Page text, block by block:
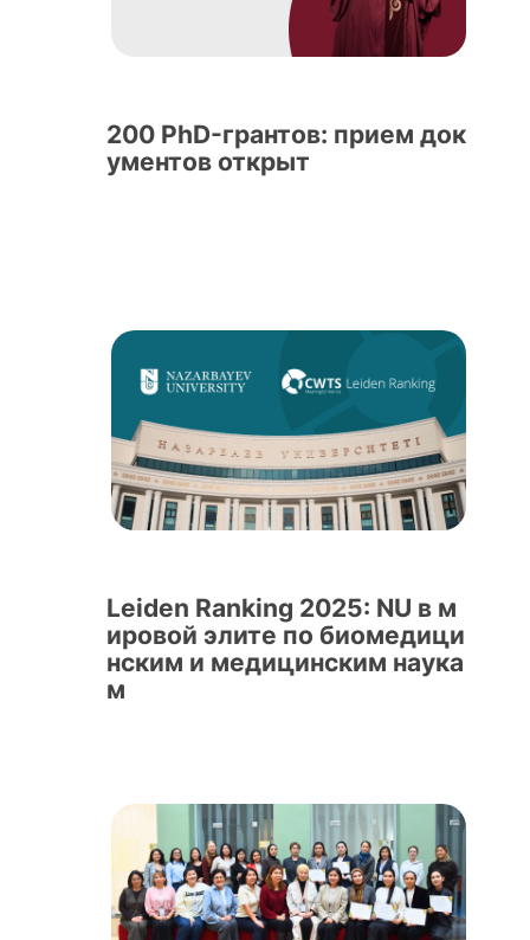
200 PhD-грантов: прием док
ументов открыт
Leiden Ranking 2025: NU в м
ировой элите по биомедици
нским и медицинским наука
м